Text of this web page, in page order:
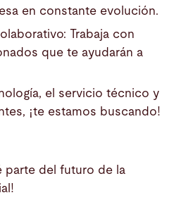
en constante evolución.
Trabaja con
que te ayudarán a
el servicio técnico y
¡te estamos buscando!
parte del futuro de la